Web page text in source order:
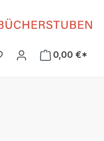
Du hast 0 Produkte auf
0,00 €*